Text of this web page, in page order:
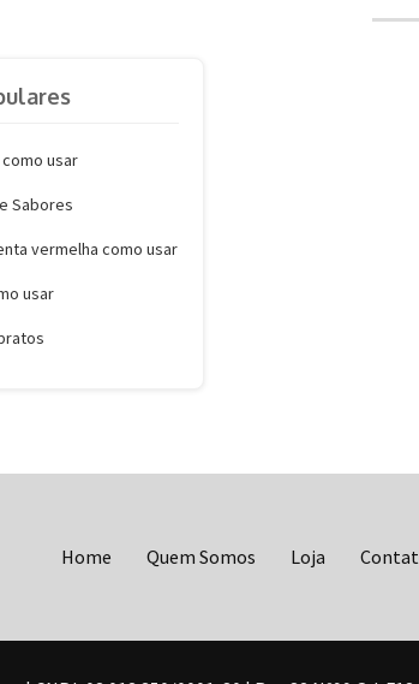
usar
Sabores
vermelha como usar
usar
Home Quem Somos Loja